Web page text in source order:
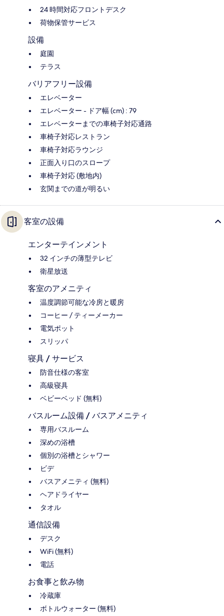
24 時間対応フロントデスク
荷物保管サービス
設備
庭園
テラス
バリアフリー設備
エレベーター
エレベーター - ドア幅 (cm) : 79
エレベーターまでの車椅子対応通路
車椅子対応レストラン
車椅子対応ラウンジ
正面入り口のスロープ
車椅子対応 (敷地内)
玄関までの道が明るい
客室の設備
エンターテインメント
32 インチの薄型テレビ
衛星放送
客室のアメニティ
温度調節可能な冷房と暖房
コーヒー / ティーメーカー
電気ポット
スリッパ
寝具 / サービス
防音仕様の客室
高級寝具
ベビーベッド (無料)
バスルーム設備 / バスアメニティ
専用バスルーム
深めの浴槽
個別の浴槽とシャワー
ビデ
バスアメニティ (無料)
ヘアドライヤー
タオル
通信設備
デスク
WiFi (無料)
電話
お食事と飲み物
冷蔵庫
ボトルウォーター (無料)